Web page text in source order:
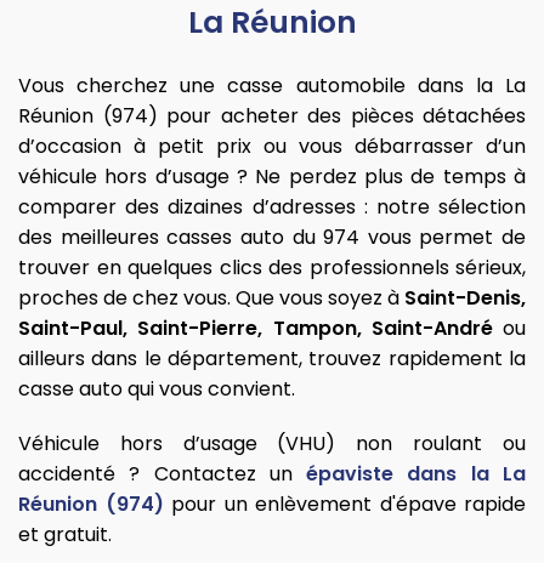
La Réunion
Vous cherchez une casse automobile dans la La
Réunion (974) pour acheter des pièces détachées
d’occasion à petit prix ou vous débarrasser d’un
véhicule hors d’usage ? Ne perdez plus de temps à
comparer des dizaines d’adresses : notre sélection
des meilleures casses auto du 974 vous permet de
trouver en quelques clics des professionnels sérieux,
proches de chez vous. Que vous soyez à Saint-Denis,
Saint-Paul, Saint-Pierre, Tampon, Saint-Andréou
ailleurs dans le département, trouvez rapidement la
casse auto qui vous convient.
Véhicule hors d’usage (VHU) non roulant ou
accidenté ? Contactez unépaviste dans la La
Réunion (974) pour un enlèvement d'épave rapide
et gratuit.